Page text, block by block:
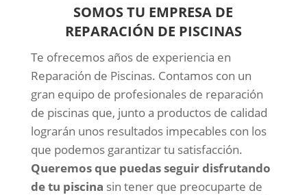
SOMOS TU EMPRESA DE
REPARACIÓN DE PISCINAS
Te ofrecemos años de experiencia en
Reparación de Piscinas. Contamos con un
gran equipo de profesionales de reparación
de piscinas que, junto a productos de calidad
lograrán unos resultados impecables con los
que podemos garantizar tu satisfacción.
Queremos que puedas seguir disfrutando
de tu piscina sin tener que preocuparte de